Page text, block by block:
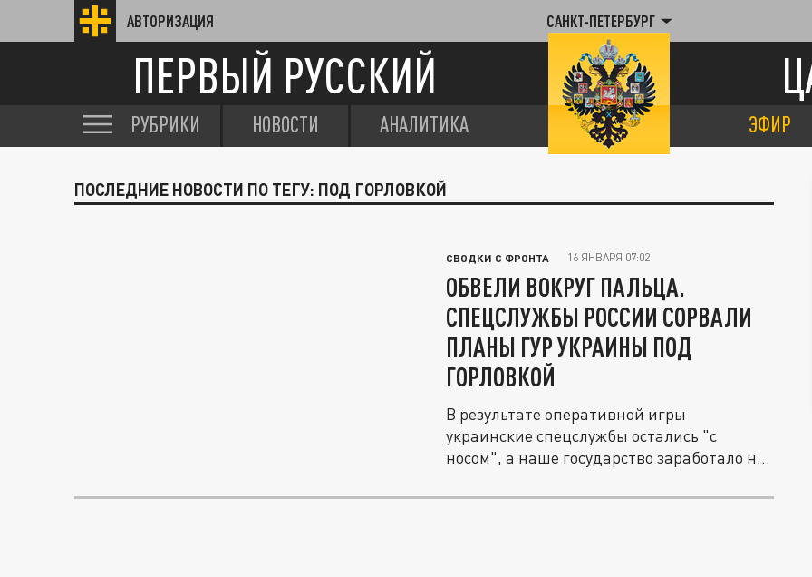
АВТОРИЗАЦИЯ САНКТ-ПЕТЕРБУРГ
ПЕРВЫЙ РУССКИЙ
РУБРИКИ НОВОСТИ АНАЛИТИКА ЭФИР
ПОСЛЕДНИЕ НОВОСТИ ПО ТЕГУ: ПОД ГОРЛОВКОЙ
СВОДКИ С ФРОНТА 16 ЯНВАРЯ 07:02
ОБВЕЛИ ВОКРУГ ПАЛЬЦА.
СПЕЦСЛУЖБЫ РОССИИ СОРВАЛИ
ПЛАНЫ ГУР УКРАИНЫ ПОД
ГОРЛОВКОЙ
В результате оперативной игры
украинские спецслужбы остались "с
носом", а наше государство заработало на